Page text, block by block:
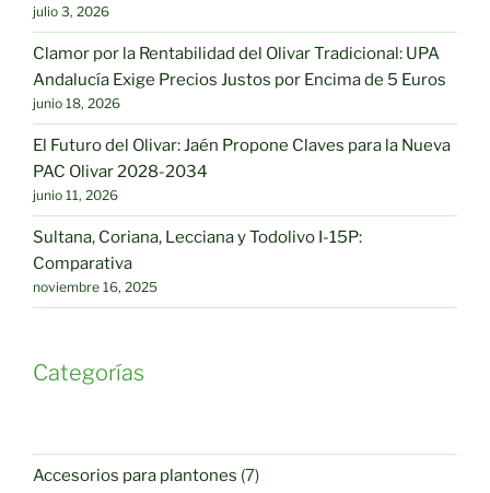
julio 3, 2026
Clamor por la Rentabilidad del Olivar Tradicional: UPA
Andalucía Exige Precios Justos por Encima de 5 Euros
junio 18, 2026
El Futuro del Olivar: Jaén Propone Claves para la Nueva
PAC Olivar 2028-2034
junio 11, 2026
Sultana, Coriana, Lecciana y Todolivo I-15P:
Comparativa
noviembre 16, 2025
Categorías
Accesorios para plantones 77